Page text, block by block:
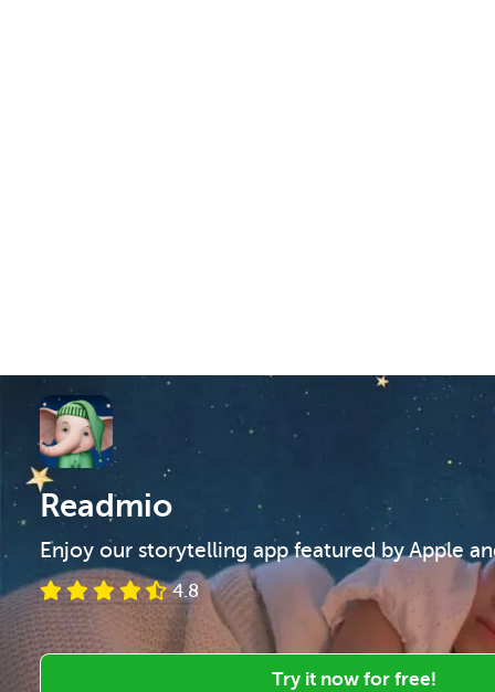
Readmio
Enjoy our storytelling app featured by Apple
4.8
Try it now for free!